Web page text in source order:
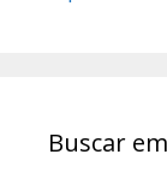
Buscar